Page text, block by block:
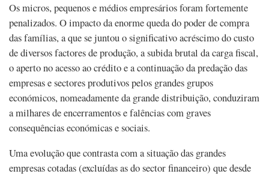
Os micros, pequenos e médios empresários foram fortemente
penalizados. O impacto da enorme queda do poder de compra
das famílias, a que se juntou o significativo acréscimo do custo
de diversos factores de produção, a subida brutal da carga fiscal,
o aperto no acesso ao crédito e a continuação da predação das
empresas e sectores produtivos pelos grandes grupos
económicos, nomeadamente da grande distribuição, conduziram
a milhares de encerramentos e falências com graves
consequências económicas e sociais.
Uma evolução que contrasta com a situação das grandes
empresas cotadas (excluídas as do sector financeiro) que desde